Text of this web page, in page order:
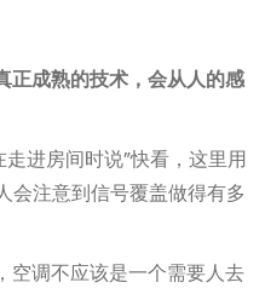
正成熟的技术，会从人的感
进房间时说”快看，这里用
注意到信号覆盖做得有多
空调不应该是一个需要人去